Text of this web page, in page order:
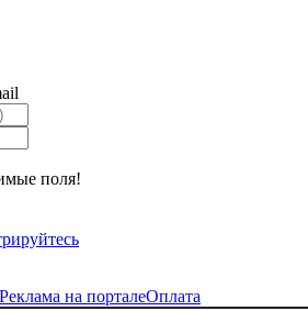
поля!
Реклама на порталеОплата